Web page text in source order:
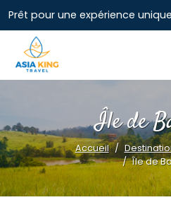
Prêt pour une expérience
Île de
Accueil
Île de